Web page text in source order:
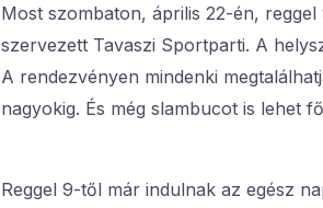
Most szombaton, április 22-én,
szervezett Tavaszi Sportparti. A
A rendezvényen mindenki
nagyokig. És még slambucot is lehet
Reggel 9-től már indulnak az egész